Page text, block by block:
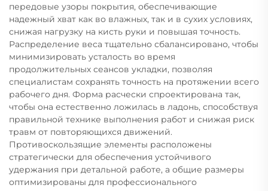
передовые узоры покрытия, обеспечивающие
надежный хват как во влажных, так и в сухих условиях,
снижая нагрузку на кисть руки и повышая точность.
Распределение веса тщательно сбалансировано, чтобы
минимизировать усталость во время
продолжительных сеансов укладки, позволяя
специалистам сохранять точность на протяжении всего
рабочего дня. Форма расчески спроектирована так,
чтобы она естественно ложилась в ладонь, способствуя
правильной технике выполнения работ и снижая риск
травм от повторяющихся движений.
Противоскользящие элементы расположены
стратегически для обеспечения устойчивого
удержания при детальной работе, а общие размеры
оптимизированы для профессионального